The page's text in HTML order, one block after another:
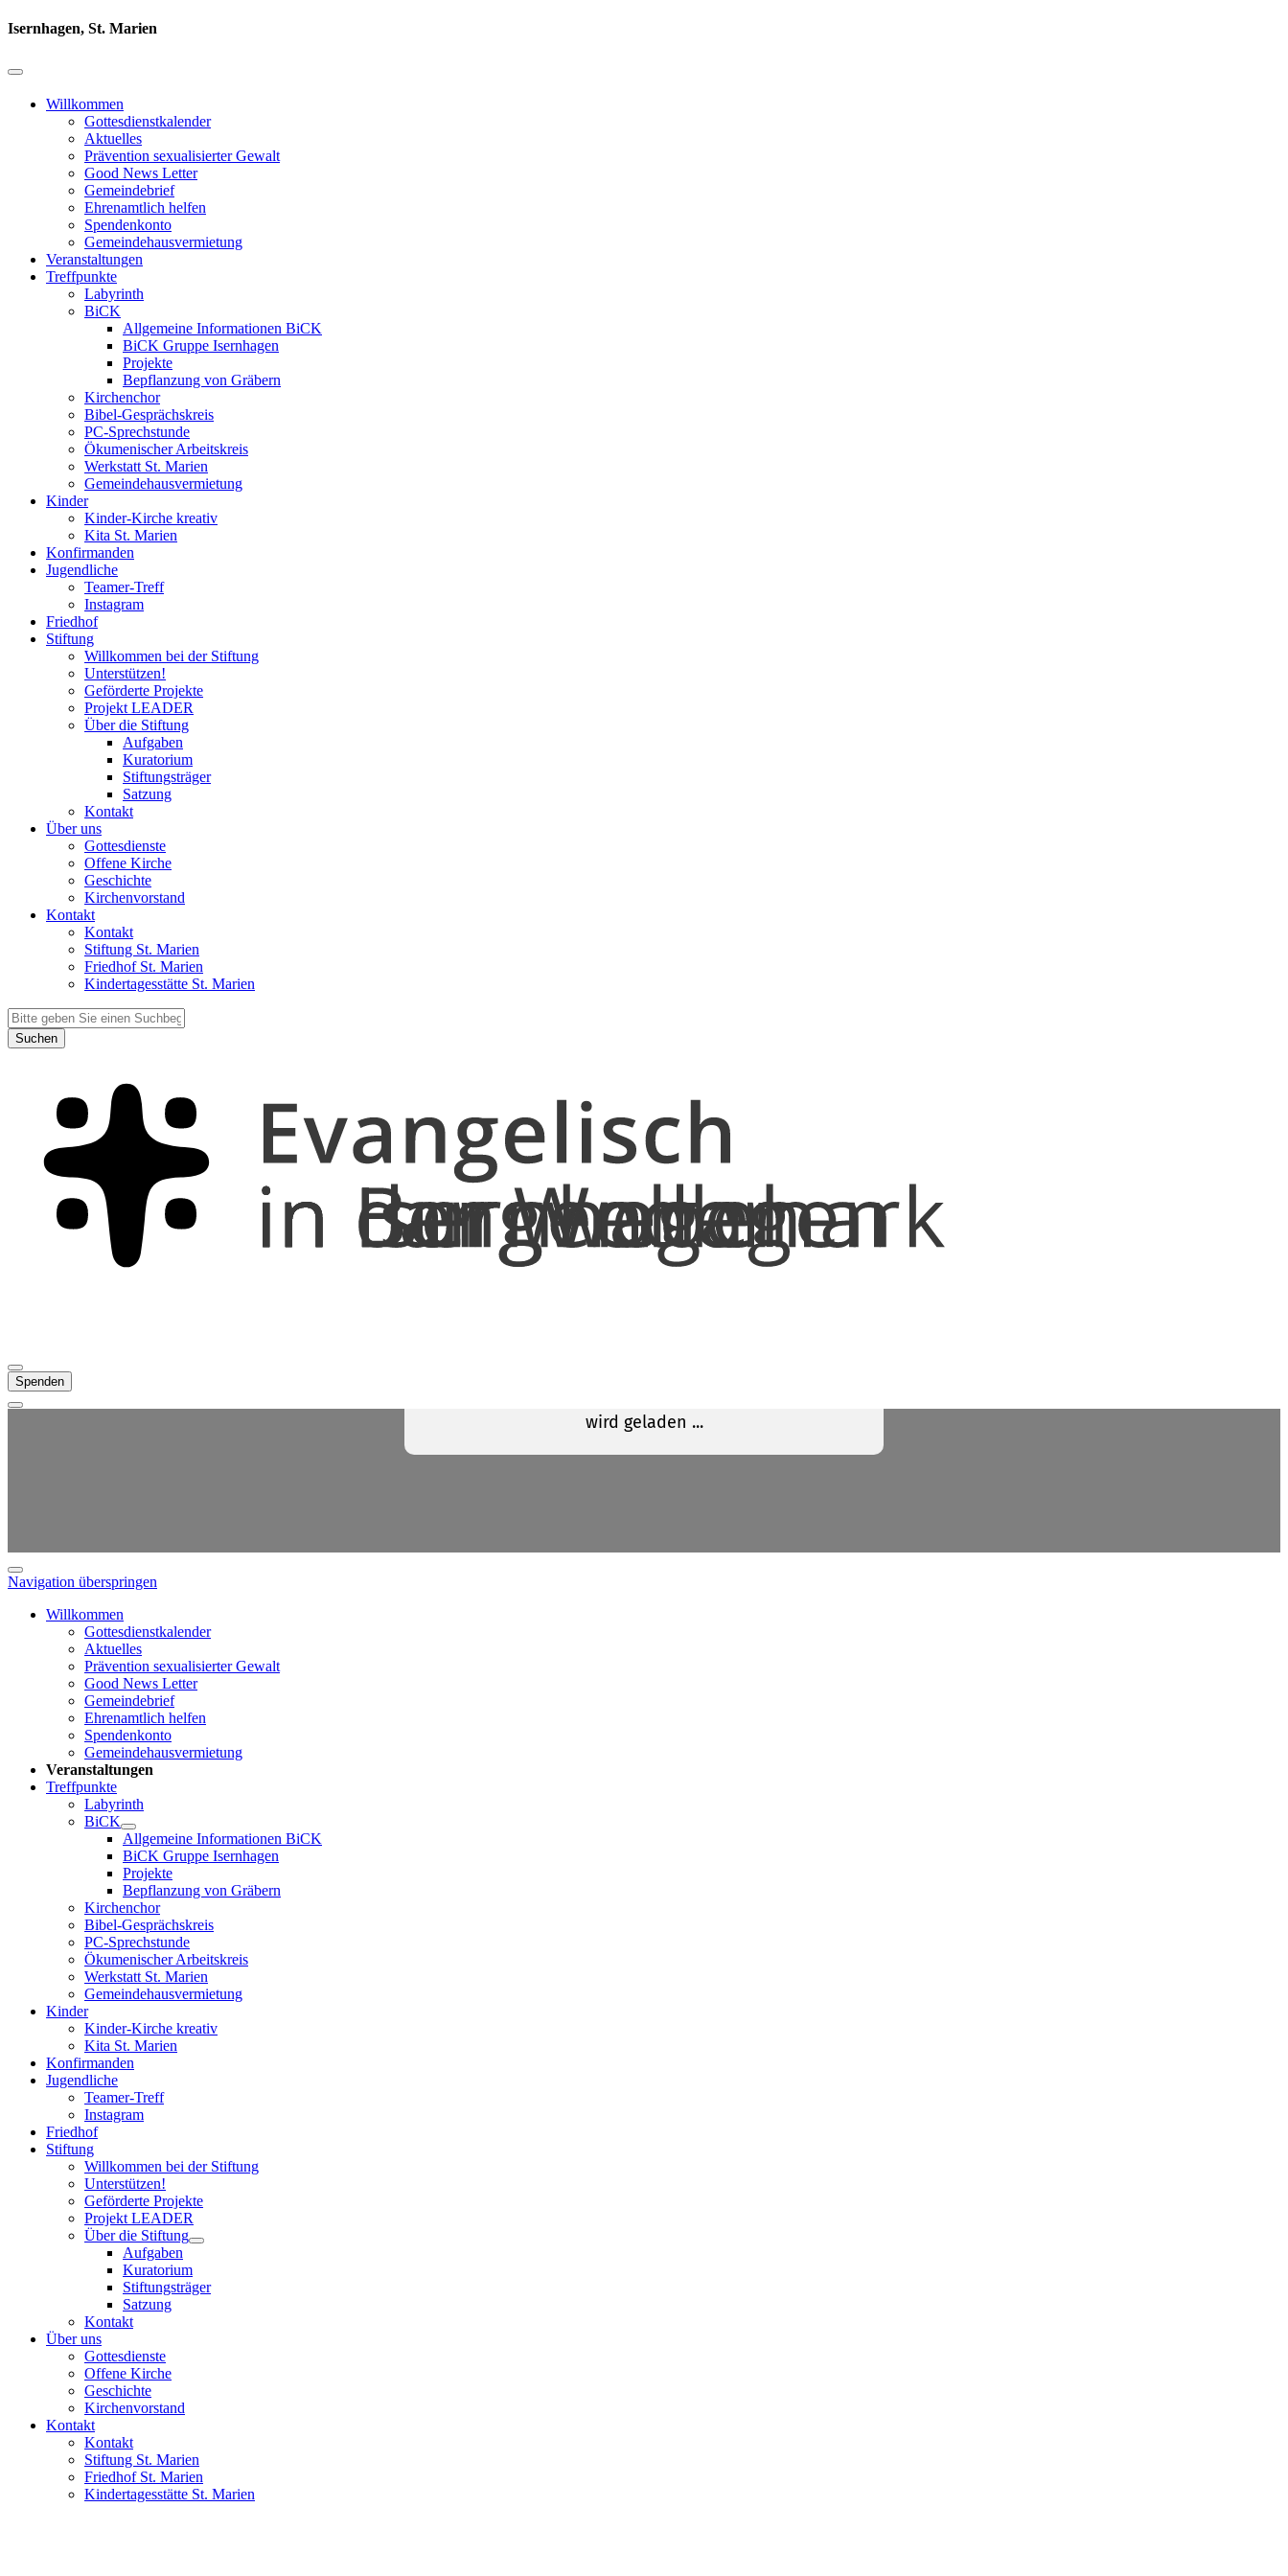
Isernhagen, St. Marien
Willkommen
Gottesdienstkalender
Aktuelles
Prävention sexualisierter Gewalt
Good News Letter
Gemeindebrief
Ehrenamtlich helfen
Spendenkonto
Gemeindehausvermietung
Veranstaltungen
Treffpunkte
Labyrinth
BiCK
Allgemeine Informationen BiCK
BiCK Gruppe Isernhagen
Projekte
Bepflanzung von Gräbern
Kirchenchor
Bibel-Gesprächskreis
PC-Sprechstunde
Ökumenischer Arbeitskreis
Werkstatt St. Marien
Gemeindehausvermietung
Kinder
Kinder-Kirche kreativ
Kita St. Marien
Konfirmanden
Jugendliche
Teamer-Treff
Instagram
Friedhof
Stiftung
Willkommen bei der Stiftung
Unterstützen!
Geförderte Projekte
Projekt LEADER
Über die Stiftung
Aufgaben
Kuratorium
Stiftungsträger
Satzung
Kontakt
Über uns
Gottesdienste
Offene Kirche
Geschichte
Kirchenvorstand
Kontakt
Kontakt
Stiftung St. Marien
Friedhof St. Marien
Kindertagesstätte St. Marien
Suchen
Spenden
Navigation überspringen
Willkommen
Gottesdienstkalender
Aktuelles
Prävention sexualisierter Gewalt
Good News Letter
Gemeindebrief
Ehrenamtlich helfen
Spendenkonto
Gemeindehausvermietung
Veranstaltungen
Treffpunkte
Labyrinth
BiCK
Allgemeine Informationen BiCK
BiCK Gruppe Isernhagen
Projekte
Bepflanzung von Gräbern
Kirchenchor
Bibel-Gesprächskreis
PC-Sprechstunde
Ökumenischer Arbeitskreis
Werkstatt St. Marien
Gemeindehausvermietung
Kinder
Kinder-Kirche kreativ
Kita St. Marien
Konfirmanden
Jugendliche
Teamer-Treff
Instagram
Friedhof
Stiftung
Willkommen bei der Stiftung
Unterstützen!
Geförderte Projekte
Projekt LEADER
Über die Stiftung
Aufgaben
Kuratorium
Stiftungsträger
Satzung
Kontakt
Über uns
Gottesdienste
Offene Kirche
Geschichte
Kirchenvorstand
Kontakt
Kontakt
Stiftung St. Marien
Friedhof St. Marien
Kindertagesstätte St. Marien